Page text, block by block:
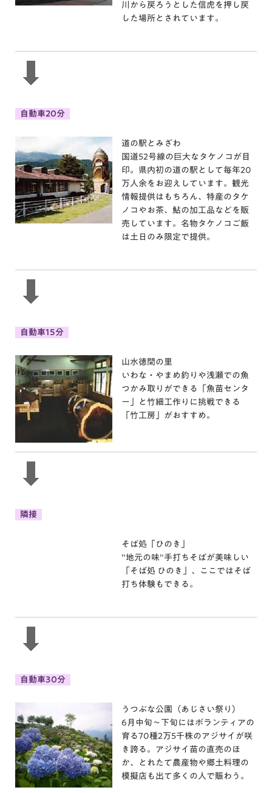
川から戻ろうとした信虎を押し戻
した場所とされています。
自動車20分
道の駅とみざわ
国道52号線の巨大なタケノコが目
印。県内初の道の駅として毎年20
万人余をお迎えしています。観光
情報提供はもちろん、特産のタケ
ノコやお茶、鮎の加工品などを販
売しています。名物タケノコご飯
は土日のみ限定で提供。
自動車15分
山水徳間の里
いわな・やまめ釣りや浅瀬での魚
つかみ取りができる「魚苗センタ
ー」と竹細工作りに挑戦できる
「竹工房」がおすすめ。
隣接
そば処「ひのき」
"地元の味"手打ちそばが美味しい
「そば処 ひのき」、ここではそば
打ち体験もできる。
自動車30分
うつぶな公園（あじさい祭り）
6月中旬～下旬にはボランティアの
育る70種2万5千株のアジサイが咲
き誇る。アジサイ苗の直売のほ
か、とれたて農産物や郷土料理の
模擬店も出て多くの人で賑わう。